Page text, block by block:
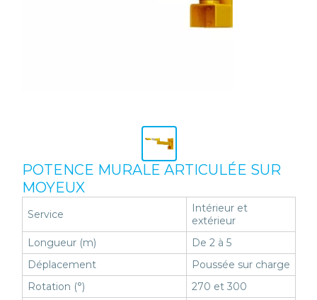
POTENCE MURALE ARTICULÉE SUR
MOYEUX
Service
Intérieur et
extérieur
Longueur (m)
De 2 à 5
Déplacement
Poussée sur charge
Rotation (°)
270 et 300